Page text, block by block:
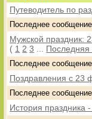
Путеводитель по
Последнее
Мужской праздник:
( 1 2 3 Последняя
Последнее
Поздравления с 23
Последнее
История праздника